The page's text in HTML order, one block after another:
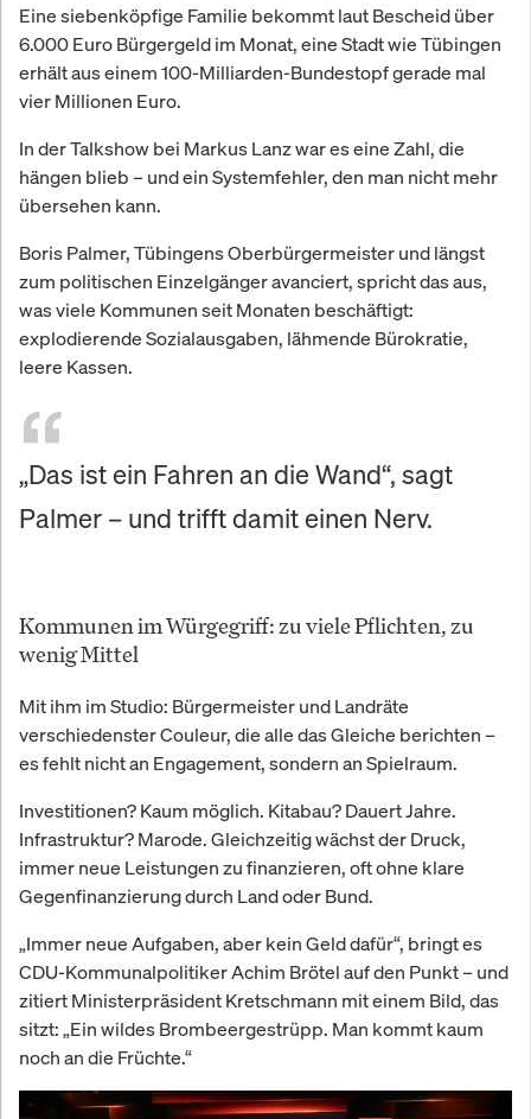
Eine siebenköpfige Familie bekommt laut Bescheid über
6.000 Euro Bürgergeld im Monat, eine Stadt wie Tübingen
erhält aus einem 100-Milliarden-Bundestopf gerade mal
vier Millionen Euro.
In der Talkshow bei Markus Lanz war es eine Zahl, die
hängen blieb – und ein Systemfehler, den man nicht mehr
übersehen kann.
Boris Palmer, Tübingens Oberbürgermeister und längst
zum politischen Einzelgänger avanciert, spricht das aus,
was viele Kommunen seit Monaten beschäftigt:
explodierende Sozialausgaben, lähmende Bürokratie,
leere Kassen.
„Das ist ein Fahren an die Wand“, sagt
Palmer – und trifft damit einen Nerv.
Kommunen im Würgegriff: zu viele Pflichten, zu
wenig Mittel
Mit ihm im Studio: Bürgermeister und Landräte
verschiedenster Couleur, die alle das Gleiche berichten –
es fehlt nicht an Engagement, sondern an Spielraum.
Investitionen? Kaum möglich. Kitabau? Dauert Jahre.
Infrastruktur? Marode. Gleichzeitig wächst der Druck,
immer neue Leistungen zu finanzieren, oft ohne klare
Gegenfinanzierung durch Land oder Bund.
„Immer neue Aufgaben, aber kein Geld dafür“, bringt es
CDU-Kommunalpolitiker Achim Brötel auf den Punkt – und
zitiert Ministerpräsident Kretschmann mit einem Bild, das
sitzt: „Ein wildes Brombeergestrüpp. Man kommt kaum
noch an die Früchte.“